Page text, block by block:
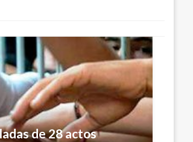
de 28 actos